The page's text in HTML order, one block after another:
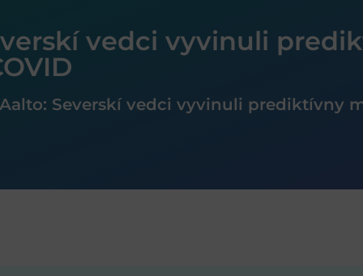
vedci vyvinuli
Severskí vedci vyvinuli prediktívny